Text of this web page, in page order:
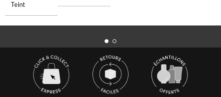
Teint